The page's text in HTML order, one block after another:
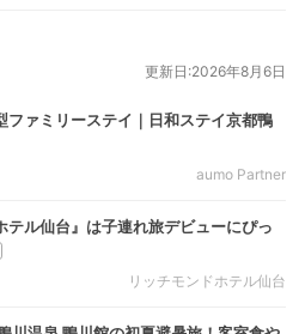
更新日:2026年8月6日
ファミリーステイ｜日和ステイ京都鴨
aumo Partner
テル仙台』は子連れ旅デビューにぴっ
リッチモンドホテル仙台